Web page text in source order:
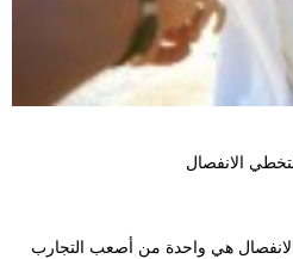
هي واحدة من أصعب التجارب